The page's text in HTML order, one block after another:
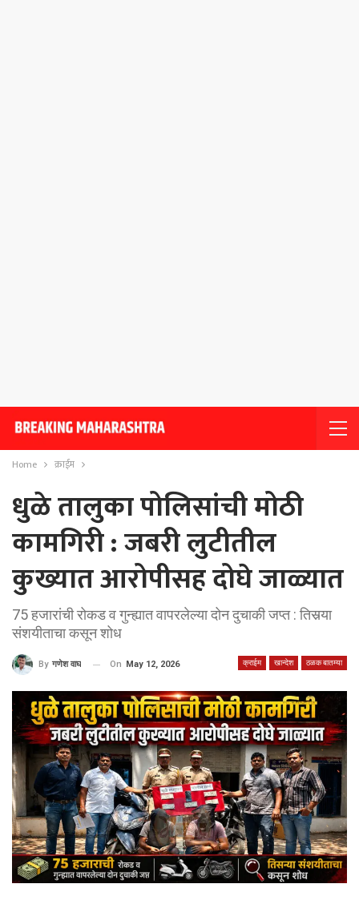
Home क्राईम
धुळे तालुका पोलिसांची मोठी
कामगिरी : जबरी लुटीतील
कुख्यात आरोपीसह दोघे जाळ्यात
75 हजारांची रोकड व गुन्ह्यात वापरलेल्या दोन दुचाकी जप्त : तिसर्‍या
संशयीताचा कसून शोध
क्राईम खान्देश ठळक बातम्या
By गणेश वाघ On May 12, 2026